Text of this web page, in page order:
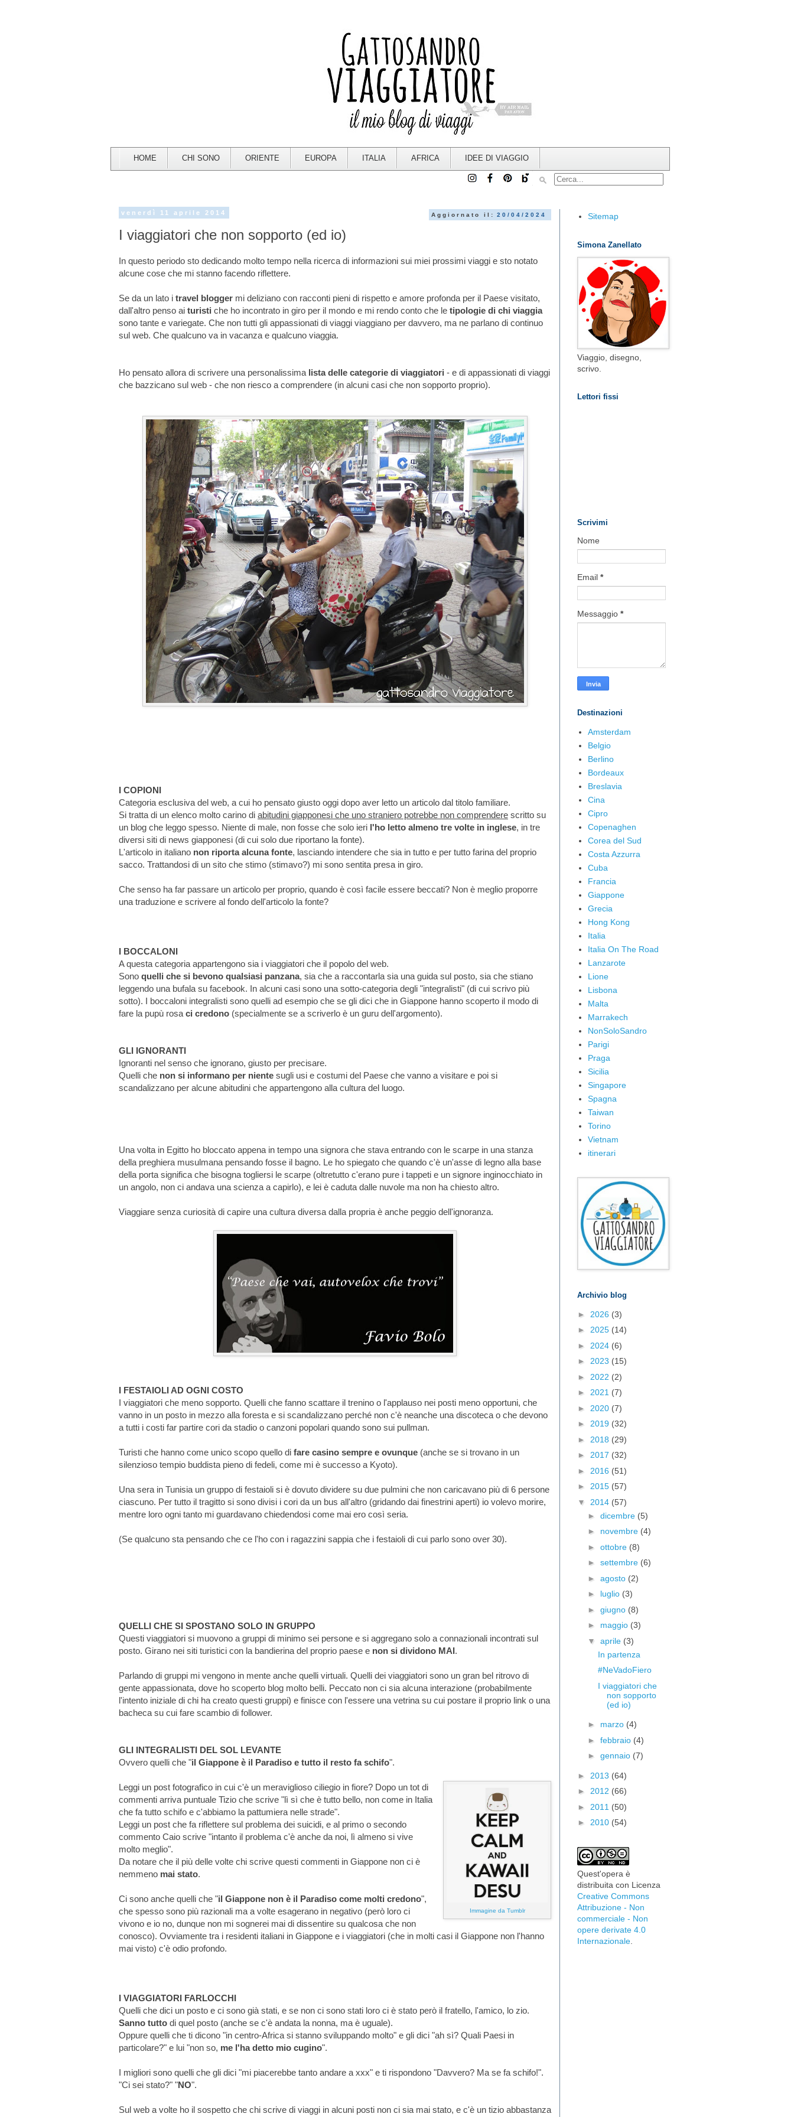
HOME CHI SONO ORIENTE EUROPA ITALIA AFRICA IDEE DI VIAGGIO
venerdì 11 aprile 2014 Aggiornato il: 20/04/2024
I viaggiatori che non sopporto (ed io)
In questo periodo sto dedicando molto tempo nella ricerca di informazioni sui miei prossimi viaggi e sto notato
alcune cose che mi stanno facendo riflettere.
Se da un lato i travel blogger mi deliziano con racconti pieni di rispetto e amore profonda per il Paese visitato,
dall'altro penso ai turisti che ho incontrato in giro per il mondo e mi rendo conto che le tipologie di chi viaggia
sono tante e variegate. Che non tutti gli appassionati di viaggi viaggiano per davvero, ma ne parlano di continuo
sul web. Che qualcuno va in vacanza e qualcuno viaggia.
Ho pensato allora di scrivere una personalissima lista delle categorie di viaggiatori - e di appassionati di viaggi
che bazzicano sul web - che non riesco a comprendere (in alcuni casi che non sopporto proprio).
I COPIONI
Categoria esclusiva del web, a cui ho pensato giusto oggi dopo aver letto un articolo dal titolo familiare.
Si tratta di un elenco molto carino di abitudini giapponesi che uno straniero potrebbe non comprendere scritto su
un blog che leggo spesso. Niente di male, non fosse che solo ieri l'ho letto almeno tre volte in inglese, in tre
diversi siti di news giapponesi (di cui solo due riportano la fonte).
L'articolo in italiano non riporta alcuna fonte, lasciando intendere che sia in tutto e per tutto farina del proprio
sacco. Trattandosi di un sito che stimo (stimavo?) mi sono sentita presa in giro.
Che senso ha far passare un articolo per proprio, quando è così facile essere beccati? Non è meglio proporre
una traduzione e scrivere al fondo dell'articolo la fonte?
I BOCCALONI
A questa categoria appartengono sia i viaggiatori che il popolo del web.
Sono quelli che si bevono qualsiasi panzana, sia che a raccontarla sia una guida sul posto, sia che stiano
leggendo una bufala su facebook. In alcuni casi sono una sotto-categoria degli "integralisti" (di cui scrivo più
sotto). I boccaloni integralisti sono quelli ad esempio che se gli dici che in Giappone hanno scoperto il modo di
fare la pupù rosa ci credono (specialmente se a scriverlo è un guru dell'argomento).
GLI IGNORANTI
Ignoranti nel senso che ignorano, giusto per precisare.
Quelli che non si informano per niente sugli usi e costumi del Paese che vanno a visitare e poi si
scandalizzano per alcune abitudini che appartengono alla cultura del luogo.
Una volta in Egitto ho bloccato appena in tempo una signora che stava entrando con le scarpe in una stanza
della preghiera musulmana pensando fosse il bagno. Le ho spiegato che quando c'è un'asse di legno alla base
della porta significa che bisogna togliersi le scarpe (oltretutto c'erano pure i tappeti e un signore inginocchiato in
un angolo, non ci andava una scienza a capirlo), e lei è caduta dalle nuvole ma non ha chiesto altro.
Viaggiare senza curiosità di capire una cultura diversa dalla propria è anche peggio dell'ignoranza.
I FESTAIOLI AD OGNI COSTO
I viaggiatori che meno sopporto. Quelli che fanno scattare il trenino o l'applauso nei posti meno opportuni, che
vanno in un posto in mezzo alla foresta e si scandalizzano perché non c'è neanche una discoteca o che devono
a tutti i costi far partire cori da stadio o canzoni popolari quando sono sui pullman.
Turisti che hanno come unico scopo quello di fare casino sempre e ovunque (anche se si trovano in un
silenzioso tempio buddista pieno di fedeli, come mi è successo a Kyoto).
Una sera in Tunisia un gruppo di festaioli si è dovuto dividere su due pulmini che non caricavano più di 6 persone
ciascuno. Per tutto il tragitto si sono divisi i cori da un bus all'altro (gridando dai finestrini aperti) io volevo morire,
mentre loro ogni tanto mi guardavano chiedendosi come mai ero così seria.
(Se qualcuno sta pensando che ce l'ho con i ragazzini sappia che i festaioli di cui parlo sono over 30).
QUELLI CHE SI SPOSTANO SOLO IN GRUPPO
Questi viaggiatori si muovono a gruppi di minimo sei persone e si aggregano solo a connazionali incontrati sul
posto. Girano nei siti turistici con la bandierina del proprio paese e non si dividono MAI.
Parlando di gruppi mi vengono in mente anche quelli virtuali. Quelli dei viaggiatori sono un gran bel ritrovo di
gente appassionata, dove ho scoperto blog molto belli. Peccato non ci sia alcuna interazione (probabilmente
l'intento iniziale di chi ha creato questi gruppi) e finisce con l'essere una vetrina su cui postare il proprio link o una
bacheca su cui fare scambio di follower.
GLI INTEGRALISTI DEL SOL LEVANTE
Ovvero quelli che "il Giappone è il Paradiso e tutto il resto fa schifo".
Immagine da Tumblr
Leggi un post fotografico in cui c'è un meraviglioso ciliegio in fiore? Dopo un tot di
commenti arriva puntuale Tizio che scrive "lì sì che è tutto bello, non come in Italia
che fa tutto schifo e c'abbiamo la pattumiera nelle strade".
Leggi un post che fa riflettere sul problema dei suicidi, e al primo o secondo
commento Caio scrive "intanto il problema c'è anche da noi, lì almeno si vive
molto meglio".
Da notare che il più delle volte chi scrive questi commenti in Giappone non ci è
nemmeno mai stato.
Ci sono anche quelli che "il Giappone non è il Paradiso come molti credono",
che spesso sono più razionali ma a volte esagerano in negativo (però loro ci
vivono e io no, dunque non mi sognerei mai di dissentire su qualcosa che non
conosco). Ovviamente tra i residenti italiani in Giappone e i viaggiatori (che in molti casi il Giappone non l'hanno
mai visto) c'è odio profondo.
I VIAGGIATORI FARLOCCHI
Quelli che dici un posto e ci sono già stati, e se non ci sono stati loro ci è stato però il fratello, l'amico, lo zio.
Sanno tutto di quel posto (anche se c'è andata la nonna, ma è uguale).
Oppure quelli che ti dicono "in centro-Africa si stanno sviluppando molto" e gli dici "ah sì? Quali Paesi in
particolare?" e lui "non so, me l'ha detto mio cugino".
I migliori sono quelli che gli dici "mi piacerebbe tanto andare a xxx" e ti rispondono "Davvero? Ma se fa schifo!".
"Ci sei stato?" "NO".
Sul web a volte ho il sospetto che chi scrive di viaggi in alcuni posti non ci sia mai stato, e c'è un tizio abbastanza
Sitemap
Simona Zanellato
Viaggio, disegno,
scrivo.
Lettori fissi
Scrivimi
Nome
Email *
Messaggio *
Destinazioni
Amsterdam
Belgio
Berlino
Bordeaux
Breslavia
Cina
Cipro
Copenaghen
Corea del Sud
Costa Azzurra
Cuba
Francia
Giappone
Grecia
Hong Kong
Italia
Italia On The Road
Lanzarote
Lione
Lisbona
Malta
Marrakech
NonSoloSandro
Parigi
Praga
Sicilia
Singapore
Spagna
Taiwan
Torino
Vietnam
itinerari
Archivio blog
► 2026 (3)
► 2025 (14)
► 2024 (6)
► 2023 (15)
► 2022 (2)
► 2021 (7)
► 2020 (7)
► 2019 (32)
► 2018 (29)
► 2017 (32)
► 2016 (51)
► 2015 (57)
▼ 2014 (57)
► dicembre (5)
► novembre (4)
► ottobre (8)
► settembre (6)
► agosto (2)
► luglio (3)
► giugno (8)
► maggio (3)
▼ aprile (3)
In partenza
#NeVadoFiero
I viaggiatori che
non sopporto
(ed io)
► marzo (4)
► febbraio (4)
► gennaio (7)
► 2013 (64)
► 2012 (66)
► 2011 (50)
► 2010 (54)
Quest'opera è
distribuita con Licenza
Creative Commons
Attribuzione - Non
commerciale - Non
opere derivate 4.0
Internazionale